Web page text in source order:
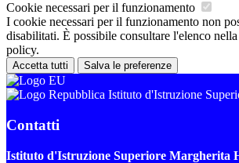
Cookie necessari per il funzionamento
I cookie necessari per il funzionamento non
disabilitati. È possibile consultare l'elenco
policy.
Accetta tutti Salva le preferenze
Istituto d'Istruzione
Contatti
Istituto d'Istruzione Superiore Margherita